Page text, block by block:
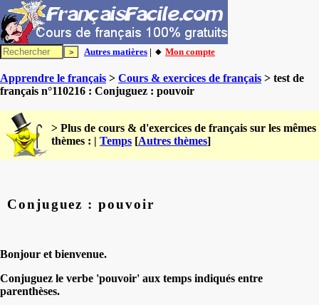
Autres matières | 🔸 Mon compte
Apprendre le français > Cours & exercices de français > test de
français n°110216 : Conjuguez : pouvoir
> Plus de cours & d'exercices de français sur les mêmes
thèmes : | Temps [Autres thèmes]
Conjuguez : pouvoir
Bonjour et bienvenue.
Conjuguez le verbe 'pouvoir' aux temps indiqués entre
parenthèses.